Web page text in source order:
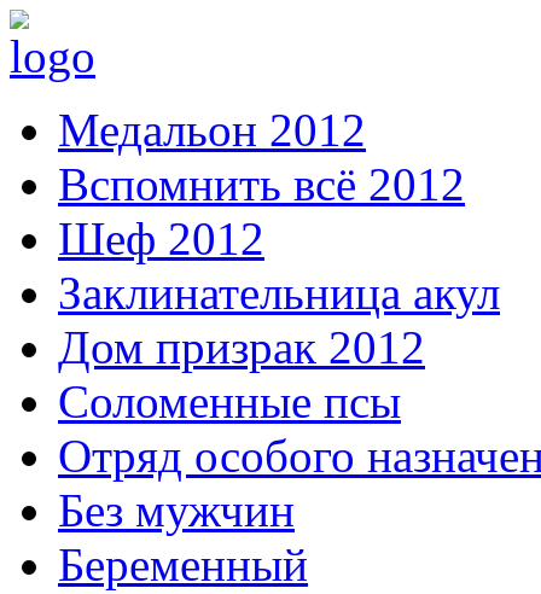
Медальон 2012
Вспомнить всё 2012
Шеф 2012
Заклинательница акул
Дом призрак 2012
Соломенные псы
Отряд особого
Без мужчин
Беременный